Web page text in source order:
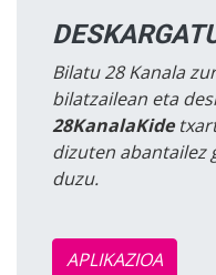
Bilatu 28 Kanala
bilatzailean eta
28KanalaKide
dizuten abantailez
duzu.
APLIKAZIOA